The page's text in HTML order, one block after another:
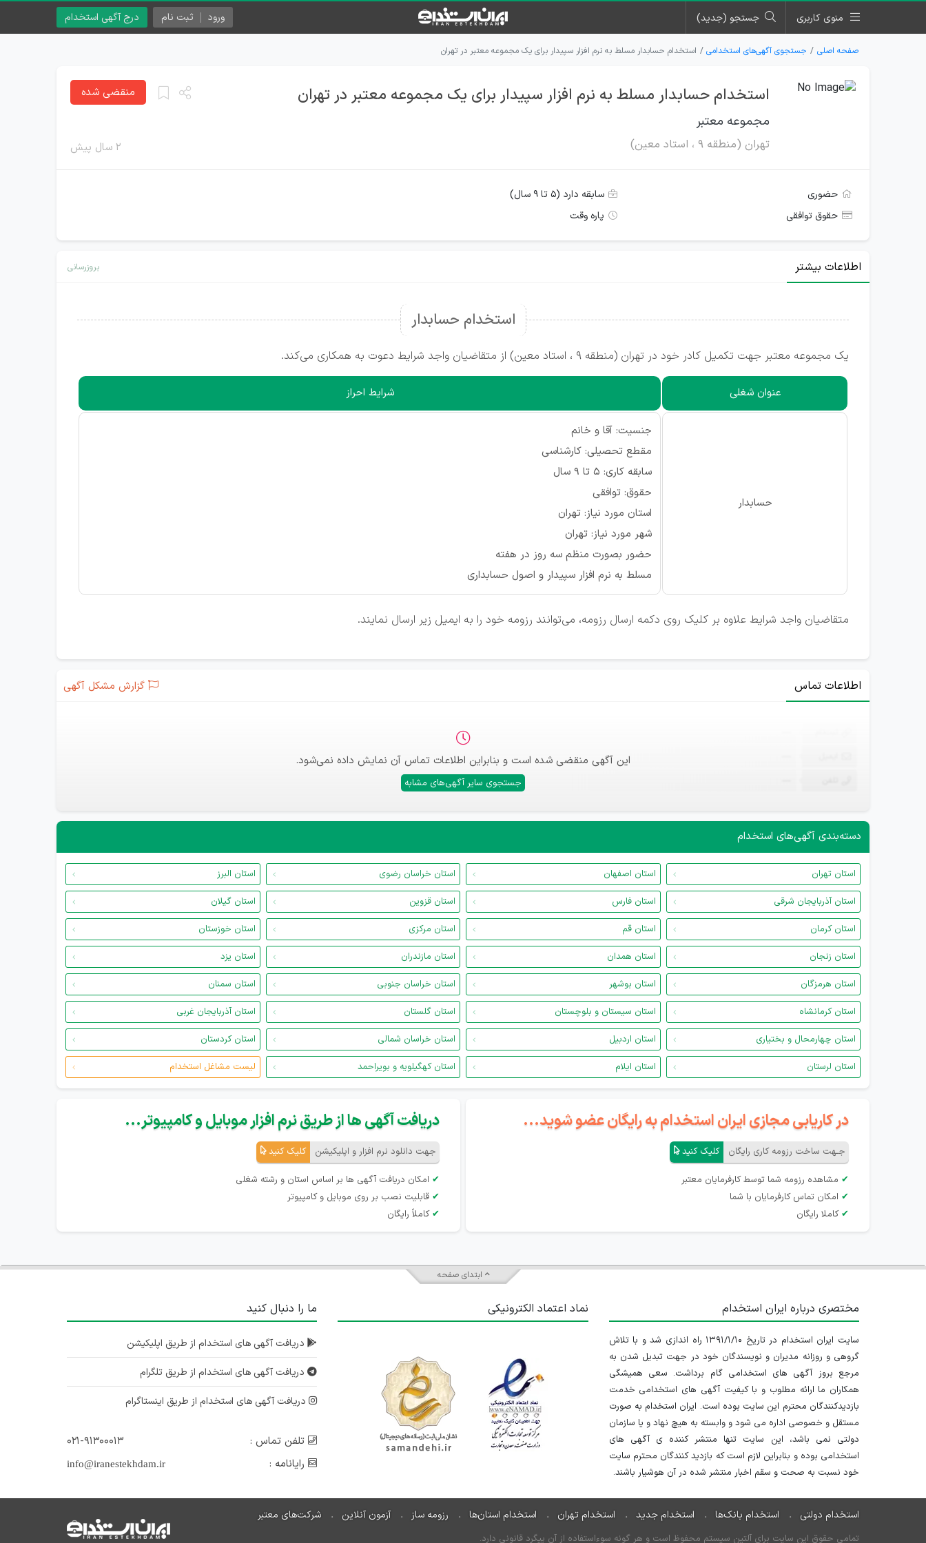
منوی کاربری جستجو (جدید) درج آگهی استخدام ورود ثبت نام
صفحه اصلی جستجوی آگهی‌های استخدامی استخدام حسابدار مسلط به نرم افزار سپیدار برای یک مجموعه معتبر در تهران
استخدام حسابدار مسلط به نرم افزار سپیدار برای یک مجموعه معتبر در تهران
مجموعه معتبر
تهران (منطقه 9 ، استاد معین) ۲ سال پیش
منقضی شده
حضوری
سابقه دارد (۵ تا ۹ سال)
حقوق توافقی
پاره وقت
اطلاعات بیشتر بروزرسانی
استخدام حسابدار
یک مجموعه معتبر جهت تکمیل کادر خود در تهران (منطقه 9 ، استاد معین) از متقاضیان واجد شرایط دعوت به همکاری می‌کند.
عنوان شغلی شرایط احراز
حسابدار
جنسیت: آقا و خانم
مقطع تحصیلی: کارشناسی
سابقه کاری: ۵ تا ۹ سال
حقوق: توافقی
استان مورد نیاز: تهران
شهر مورد نیاز: تهران
حضور بصورت منظم سه روز در هفته
مسلط به نرم افزار سپیدار و اصول حسابداری
متقاضیان واجد شرایط علاوه بر کلیک روی دکمه ارسال رزومه، می‌توانند رزومه خود را به ایمیل زیر ارسال نمایند.
اطلاعات تماس گزارش مشکل آگهی
این آگهی منقضی شده است و بنابراین اطلاعات تماس آن نمایش داده نمی‌شود.
جستجوی سایر آگهی‌های مشابه
دسته‌بندی آگهی‌های استخدام
استان تهران استان اصفهان استان خراسان رضوی
استان البرز
استان آذربایجان شرقی
استان فارس استان قزوین
استان گیلان
استان کرمان
استان قم استان مرکزی
استان خوزستان
استان زنجان
استان همدان استان مازندران
استان یزد
استان هرمزگان
استان بوشهر استان خراسان جنوبی
استان سمنان
استان کرمانشاه
استان سیستان و بلوچستان استان گلستان
استان آذربایجان غربی
استان چهارمحال و بختیاری
استان اردبیل استان خراسان شمالی
استان کردستان
استان لرستان
استان ایلام استان کهگیلویه و بویراحمد لیست مشاغل استخدام
در کاریابی مجازی ایران استخدام به رایگان عضو شوید...
جـهت ساخت رزومه کاری رایگان کلیک کنید
✔ مشاهده رزومه شما توسط کارفرمایان معتبر
✔ امکان تماس کارفرمایان با شما
✔ کاملا رایگان
دریافت آگهی ها از طریق نرم افزار موبایل و کامپیوتر...
جهت دانلود نرم افزار و اپلیکیشن کلیک کنید
✔ امکان دریافت آگهی ها بر اساس استان و رشته شغلی
✔ قابلیت نصب بر روی موبایل و کامپیوتر
✔ کاملاً رایگان
ابتدای صفحه
مختصری درباره ایران استخدام
سایت ایران استخدام در تاریخ ۱۳۹۱/۱/۱۰ راه اندازی شد و با تلاش
گروهی و روزانه مدیران و نویسندگان خود در جهت تبدیل شدن به
مرجع بروز آگهی های استخدامی گام برداشت. سعی همیشگی
همکاران ما ارائه مطلوب و با کیفیت آگهی های استخدامی خدمت
بازدیدکنندگان محترم این سایت بوده است. ایران استخدام به صورت
مستقل و خصوصی اداره می شود و وابسته به هیچ نهاد و یا سازمان
دولتی نمی باشد، این سایت تنها منتشر کننده ی آگهی های
استخدامی بوده و بنابراین لازم است که بازدید کنندگان محترم سایت
خود نسبت به صحت و سقم اخبار منتشر شده در آن هوشیار باشند.
نماد اعتماد الکترونیکی ما را دنبال کنید
دریافت آگهی های استخدام از طریق اپلیکیشن
دریافت آگهی های استخدام از طریق تلگرام
دریافت آگهی های استخدام از طریق اینستاگرام
تلفن تماس :
۰۲۱-۹۱۳۰۰۰۱۳
رایانامه :
info@iranestekhdam.ir
استخدام دولتی استخدام بانک‌ها استخدام جدید استخدام تهران استخدام استان‌ها رزومه ساز آزمون آنلاین شرکت‌های معتبر
تمامی حقوق این سایت برای آلتین سیستم محفوظ است و هر گونه سوءاستفاده از آن پیگرد قانونی دارد.